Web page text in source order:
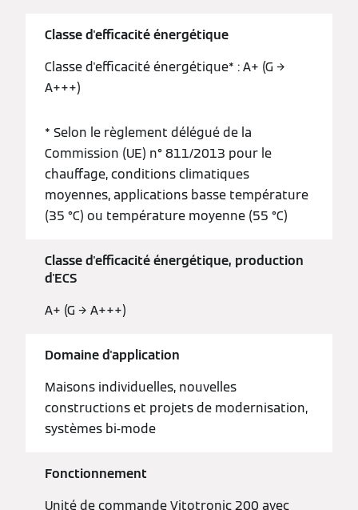
Classe d'efficacité énergétique
Classe d'efficacité énergétique* : A+ (G →
A+++)
* Selon le règlement délégué de la
Commission (UE) n° 811/2013 pour le
chauffage, conditions climatiques
moyennes, applications basse température
(35 °C) ou température moyenne (55 °C)
Classe d'efficacité énergétique, production
d'ECS
A+ (G → A+++)
Domaine d'application
Maisons individuelles, nouvelles
constructions et projets de modernisation,
systèmes bi-mode
Fonctionnement
Unité de commande Vitotronic 200 avec